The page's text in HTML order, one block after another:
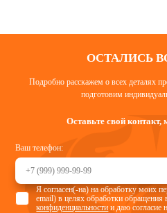
ОСТАЛИСЬ
Подробно расскажем о всех деталях
подготовим
Оставьте свой
Ваш телефон:
Я согласен(-на) на обработку моих
email) в целях обработки обращения
конфиденциальности и даю согласие